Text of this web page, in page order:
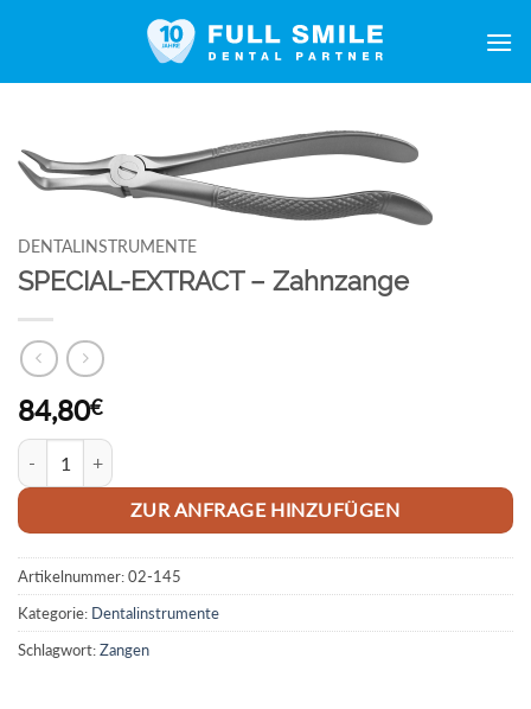
DENTALINSTRUMENTE
SPECIAL-EXTRACT – Zahnzange
84,80€
SPECIAL-EXTRACT - Zahnzange Menge
ZUR ANFRAGE HINZUFÜGEN
Artikelnummer:02-145
Kategorie: Dentalinstrumente
Schlagwort:Zangen